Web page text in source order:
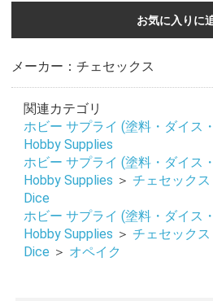
お気に入りに
メーカー：チェセックス
関連カテゴリ
ホビー サプライ (塗料・ダイス
Hobby Supplies
ホビー サプライ (塗料・ダイス
Hobby Supplies ＞ チェセック
Dice
ホビー サプライ (塗料・ダイス
Hobby Supplies ＞ チェセック
Dice ＞ オペイク